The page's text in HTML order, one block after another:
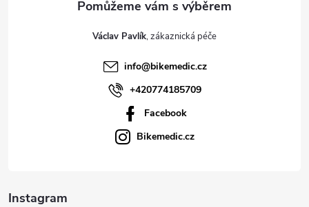
Václav Pavlík
info@bikemedic.cz
+420774185709
Facebook
Bikemedic.cz
Instagram